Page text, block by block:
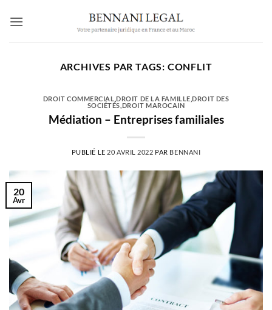
ARCHIVES PAR TAGS: CONFLIT
DROIT COMMERCIAL ,DROIT DE LA FAMILLE ,DROIT DES
SOCIÉTÉS DROIT MAROCAIN
Médiation – Entreprises familiales
PUBLIÉ LE 20 AVRIL 2022 PAR BENNANI
20
Avr